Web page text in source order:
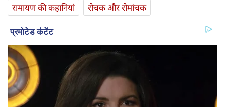
रामायण की कहानियां
रोचक और रोमांचक